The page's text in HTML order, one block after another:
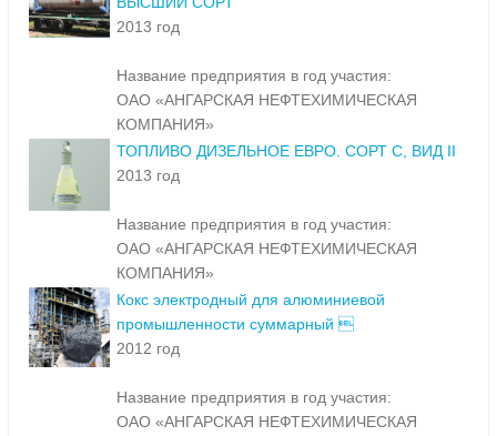
2013 год
Название предприятия в год участия:
ОАО «АНГАРСКАЯ НЕФТЕХИМИЧЕСКАЯ
КОМПАНИЯ»
ТОПЛИВО ДИЗЕЛЬНОЕ ЕВРО. СОРТ С, ВИД II
2013 год
Название предприятия в год участия:
ОАО «АНГАРСКАЯ НЕФТЕХИМИЧЕСКАЯ
КОМПАНИЯ»
Кокс электродный для алюминиевой
промышленности суммарный 
2012 год
Название предприятия в год участия:
ОАО «АНГАРСКАЯ НЕФТЕХИМИЧЕСКАЯ